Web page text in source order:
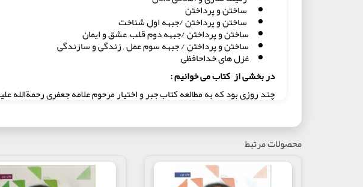
ساختن و پرداختن
ساختن و پرداختن /جبهه اول شناخت
ساختن و پرداختن /جبهه دوم قلب, عشق و ایمان
ساختن و پرداختن / جبهه سوم عمل , زندگی و سازندگی
غزل های خداحافظی
در بخشی از کتاب می خوانیم :
چند روزی بود که به مطالعه کتاب جبر و اختیار مرحوم علامه جعفری
مثال ساده مساله را حل کند ولی من نمی توانستم مطلب را هضم کنم و این
وقتی دیدم این سوال آسایش و آرامشم را سلب کرده چاره ای ندیدم جز
- حاج آقا من بالاخره نفهمیدم اختیار دارم یا نه , مجبورم یا مجبور نیستم ؟
شما الان که داری چایی میریزی با اختیار خودت داری این کار رو می کنی یا با
محصولات مرتبط